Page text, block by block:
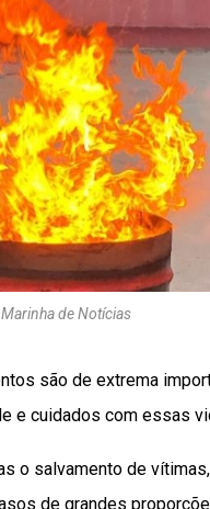
de Notícias
são de extrema
e cuidados com essas
o salvamento de
de grandes